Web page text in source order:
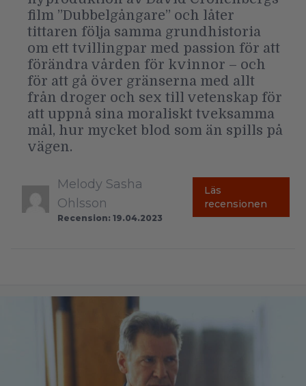
film ”Dubbelgångare” och låter
tittaren följa samma grundhistoria
om ett tvillingpar med passion för att
förändra vården för kvinnor – och
för att gå över gränserna med allt
från droger och sex till vetenskap för
att uppnå sina moraliskt tveksamma
mål, hur mycket blod som än spills på
vägen.
Melody Sasha
Ohlsson
Recension: 19.04.2023
Läs
recensionen